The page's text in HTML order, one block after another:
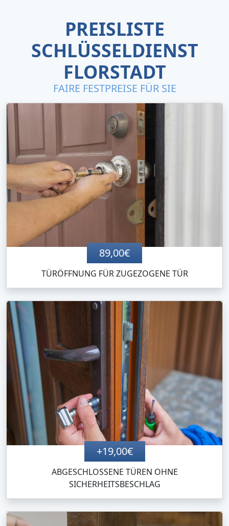
PREISLISTE
SCHLÜSSELDIENST
FLORSTADT
FAIRE FESTPREISE FÜR SIE
89,00€
TÜRÖFFNUNG FÜR ZUGEZOGENE TÜR
+19,00€
ABGESCHLOSSENE TÜREN OHNE
SICHERHEITSBESCHLAG